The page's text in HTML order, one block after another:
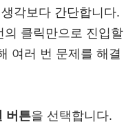
각보다 간단합니다.
의 클릭만으로 진입할
여러 번 문제를 해결
버튼을 선택합니다.